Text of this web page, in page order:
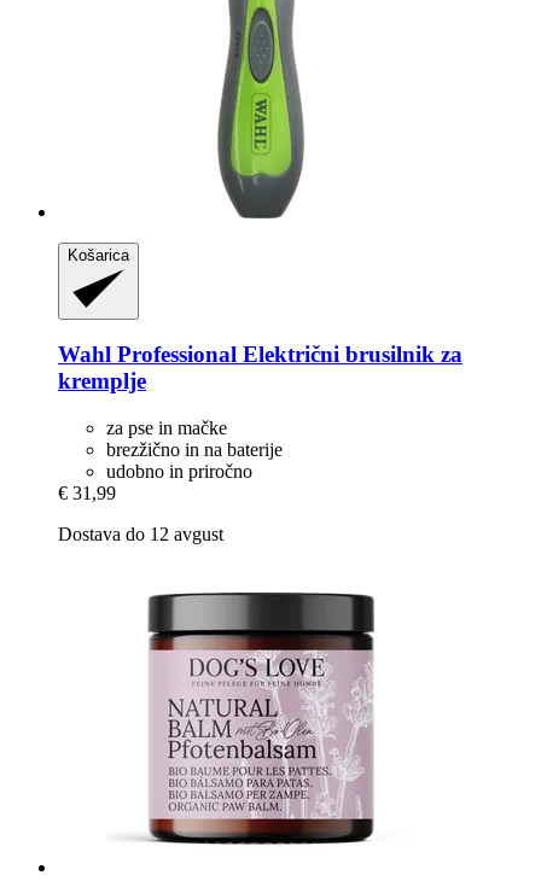
Košarica
Wahl Professional Električni brusilnik za
kremplje
za pse in mačke
brezžično in na baterije
udobno in priročno
€ 31,99
Dostava do 12 avgust